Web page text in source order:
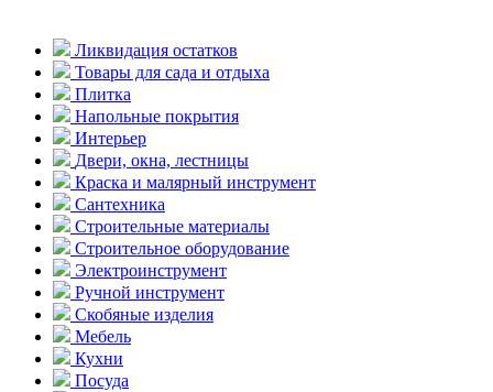
Ликвидация остатков
Товары для сада и отдыха
Плитка
Напольные покрытия
Интерьер
Двери, окна, лестницы
Краска и малярный инструмент
Сантехника
Строительные материалы
Строительное оборудование
Электроинструмент
Ручной инструмент
Скобяные изделия
Мебель
Кухни
Посуда